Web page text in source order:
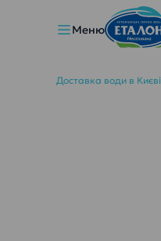
Меню
Доставка води в Києві